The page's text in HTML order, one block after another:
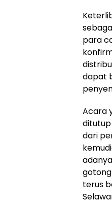
para
dapat
‎Acara
dari
terus